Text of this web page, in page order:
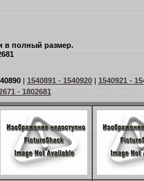
в полный размер.
| 1540891 - 1540920| 1540921 -
- 1802681